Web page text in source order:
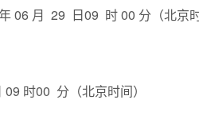
06 月 29 日09 时 00 分（北京
时00 分（北京时间）